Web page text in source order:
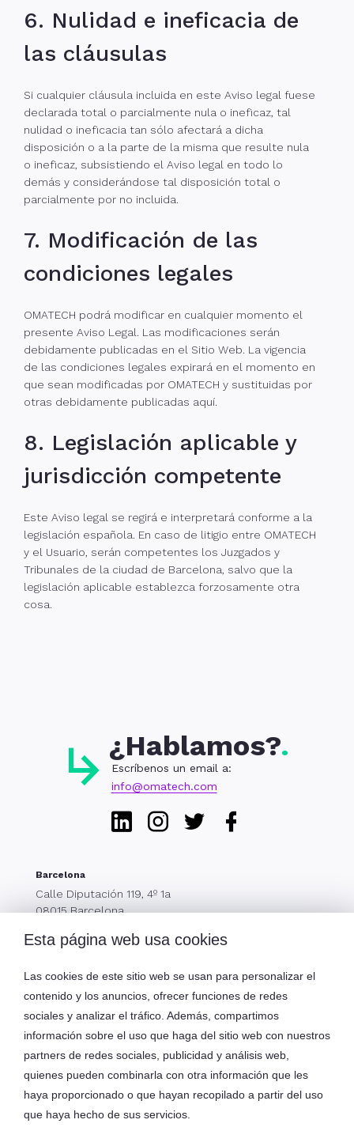
6. Nulidad e ineficacia de
las cláusulas
Si cualquier cláusula incluida en este Aviso legal fuese
declarada total o parcialmente nula o ineficaz, tal
nulidad o ineficacia tan sólo afectará a dicha
disposición o a la parte de la misma que resulte nula
o ineficaz, subsistiendo el Aviso legal en todo lo
demás y considerándose tal disposición total o
parcialmente por no incluida.
7. Modificación de las
condiciones legales
OMATECH podrá modificar en cualquier momento el
presente Aviso Legal. Las modificaciones serán
debidamente publicadas en el Sitio Web. La vigencia
de las condiciones legales expirará en el momento en
que sean modificadas por OMATECH y sustituidas por
otras debidamente publicadas aquí.
8. Legislación aplicable y
jurisdicción competente
Este Aviso legal se regirá e interpretará conforme a la
legislación española. En caso de litigio entre OMATECH
y el Usuario, serán competentes los Juzgados y
Tribunales de la ciudad de Barcelona, salvo que la
legislación aplicable establezca forzosamente otra
cosa.
¿Hablamos?
Escríbenos un email a:
info@omatech.com
LinkedinInstagram
Twitter
Barcelona
Calle Diputación 119, 4º 1a
08015 Barcelona
Menú
Oma Technologies S.L. eDiversa Group
Esta página web usa cookies
Las cookies de este sitio web se usan para personalizar el
contenido y los anuncios, ofrecer funciones de redes
sociales y analizar el tráfico. Además, compartimos
información sobre el uso que haga del sitio web con nuestros
partners de redes sociales, publicidad y análisis web,
quienes pueden combinarla con otra información que les
haya proporcionado o que hayan recopilado a partir del uso
que haya hecho de sus servicios.